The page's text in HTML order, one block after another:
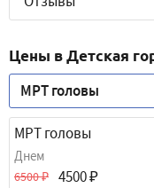
Цены в Детская
МРТ головы
МРТ головы
Днем
4500
6500